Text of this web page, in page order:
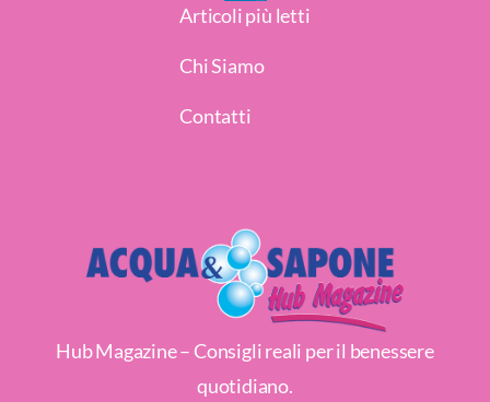
Articoli più letti
Chi Siamo
Contatti
Hub Magazine – Consigli reali per il benessere
quotidiano.